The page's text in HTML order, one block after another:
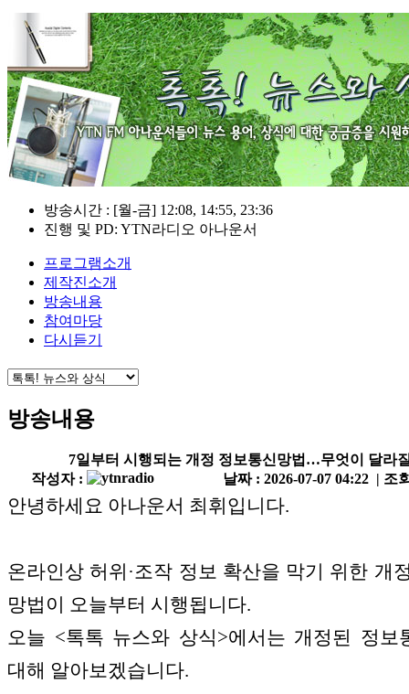
방송시간 : [월-금] 12:08, 14:55, 23:36
진행 및 PD: YTN라디오 아나운서
프로그램소개
제작진소개
방송내용
참여마당
다시듣기
방송내용
7일부터 시행되는 개정 정보통신망법…무엇이 달라
작성자 :
날짜 : 2026-07-07 04:22 | 조
안녕하세요 아나운서 최휘입니다.
온라인상 허위·조작 정보 확산을 막기 위한 개
망법이 오늘부터 시행됩니다.
오늘 <톡톡 뉴스와 상식>에서는 개정된 정보
대해 알아보겠습니다.